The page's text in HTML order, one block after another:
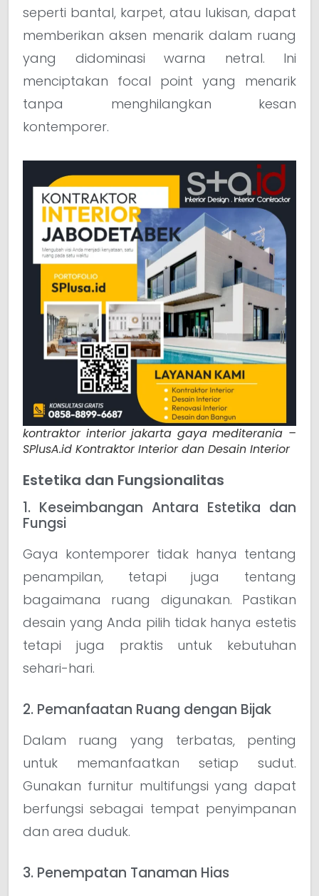
seperti bantal, karpet, atau lukisan, dapat
memberikan aksen menarik dalam ruang
yang didominasi warna netral. Ini
menciptakan focal point yang menarik
tanpa menghilangkan kesan
kontemporer.
kontraktor interior jakarta gaya mediterania –
SPlusA.id Kontraktor Interior dan Desain Interior
Estetika dan Fungsionalitas
1. Keseimbangan Antara Estetika dan
Fungsi
Gaya kontemporer tidak hanya tentang
penampilan, tetapi juga tentang
bagaimana ruang digunakan. Pastikan
desain yang Anda pilih tidak hanya estetis
tetapi juga praktis untuk kebutuhan
sehari-hari.
2. Pemanfaatan Ruang dengan Bijak
Dalam ruang yang terbatas, penting
untuk memanfaatkan setiap sudut.
Gunakan furnitur multifungsi yang dapat
berfungsi sebagai tempat penyimpanan
dan area duduk.
3. Penempatan Tanaman Hias